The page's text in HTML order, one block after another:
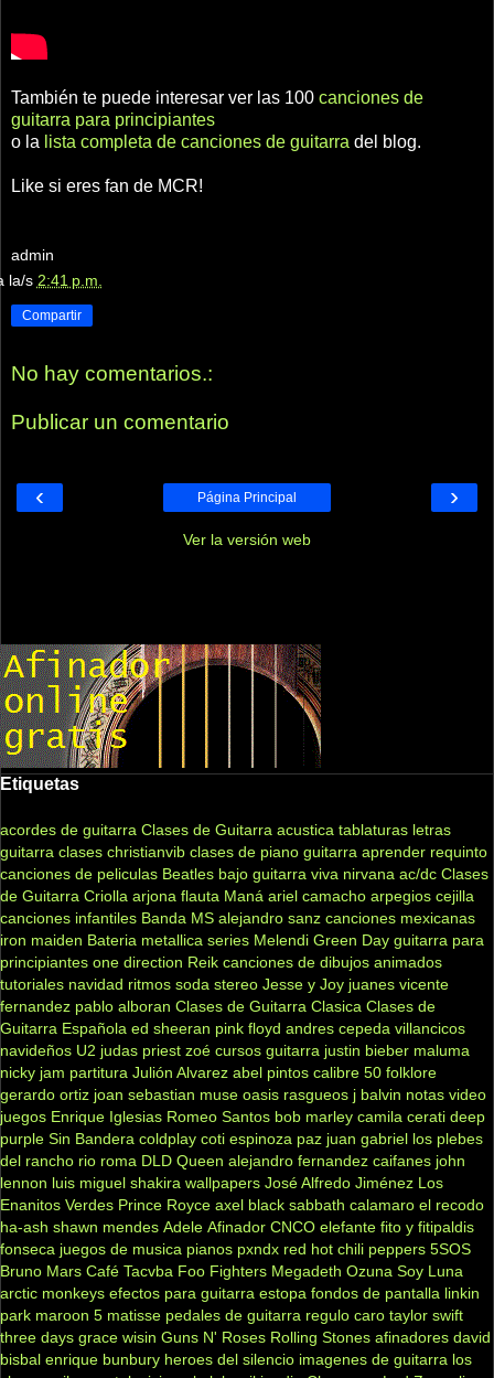
También te puede interesar ver las 100 canciones de
guitarra para principiantes
o la lista completa de canciones de guitarra del blog.
Like si eres fan de MCR!
admin
la/s 2:41 p.m.
Compartir
No hay comentarios.:
Publicar un comentario
‹ ›
Página Principal
Ver la versión web
Etiquetas
acordes de guitarra Clases de Guitarra acustica tablaturas letras
guitarra clases christianvib clases de piano guitarra aprender requinto
canciones de peliculas Beatles bajo guitarra viva nirvana ac/dc Clases
de Guitarra Criolla arjona flauta Maná ariel camacho arpegios cejilla
canciones infantiles Banda MS alejandro sanz canciones mexicanas
iron maiden Bateria metallica series Melendi Green Day guitarra para
principiantes one direction Reik canciones de dibujos animados
tutoriales navidad ritmos soda stereo Jesse y Joy juanes vicente
fernandez pablo alboran Clases de Guitarra Clasica Clases de
Guitarra Española ed sheeran pink floyd andres cepeda villancicos
navideños U2 judas priest zoé cursos guitarra justin bieber maluma
nicky jam partitura Julión Alvarez abel pintos calibre 50 folklore
gerardo ortiz joan sebastian muse oasis rasgueos j balvin notas video
juegos Enrique Iglesias Romeo Santos bob marley camila cerati deep
purple Sin Bandera coldplay coti espinoza paz juan gabriel los plebes
del rancho rio roma DLD Queen alejandro fernandez caifanes john
lennon luis miguel shakira wallpapers José Alfredo Jiménez Los
Enanitos Verdes Prince Royce axel black sabbath calamaro el recodo
ha-ash shawn mendes Adele Afinador CNCO elefante fito y fitipaldis
fonseca juegos de musica pianos pxndx red hot chili peppers 5SOS
Bruno Mars Café Tacvba Foo Fighters Megadeth Ozuna Soy Luna
arctic monkeys efectos para guitarra estopa fondos de pantalla linkin
park maroon 5 matisse pedales de guitarra regulo caro taylor swift
three days grace wisin Guns N' Roses Rolling Stones afinadores david
bisbal enrique bunbury heroes del silencio imagenes de guitarra los